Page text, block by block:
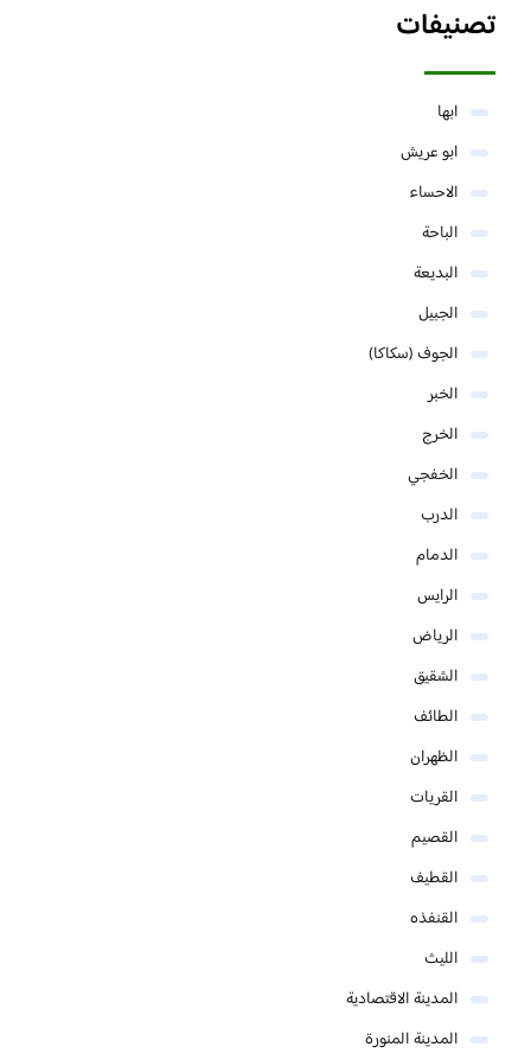
تصنيفات
ابها
ابو عريش
الاحساء
الباحة
البديعة
الجبيل
الجوف (سكاكا)
الخبر
الخرج
الخفجي
الدرب
الدمام
الرايس
الرياض
الشقيق
الطائف
الظهران
القريات
القصيم
القطيف
القنفذه
الليث
المدينة الاقتصادية
المدينة المنورة